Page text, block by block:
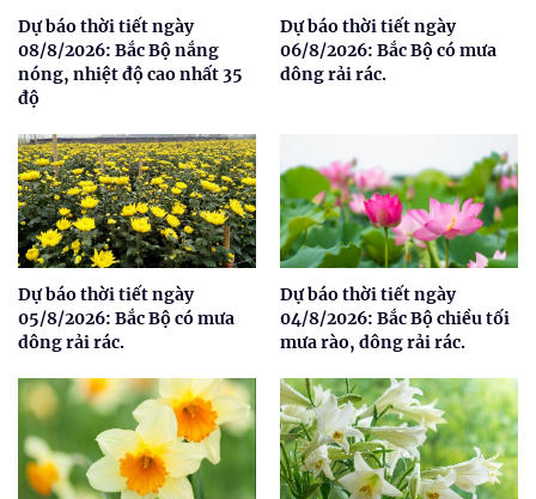
Dự báo thời tiết ngày
08/8/2026: Bắc Bộ nắng
nóng, nhiệt độ cao nhất 35
độ
Dự báo thời tiết ngày
06/8/2026: Bắc Bộ có mưa
dông rải rác.
Dự báo thời tiết ngày
05/8/2026: Bắc Bộ có mưa
dông rải rác.
Dự báo thời tiết ngày
04/8/2026: Bắc Bộ chiều tối
mưa rào, dông rải rác.